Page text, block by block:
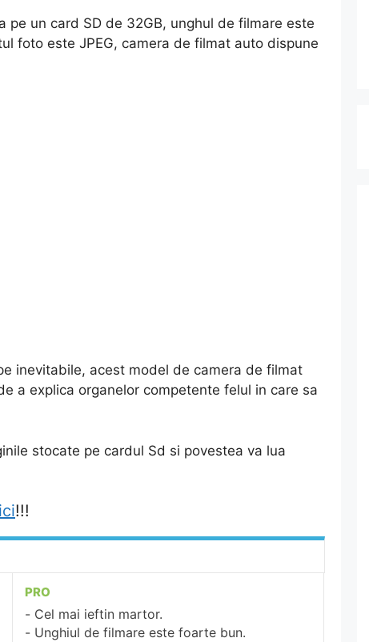
un card SD de 32GB, unghul de filmare este
foto este JPEG, camera de filmat auto dispune
inevitabile, acest model de camera de filmat
a explica organelor competente felul in care sa
stocate pe cardul Sd si povestea va lua
!!!
PRO
Cel mai ieftin martor.
Unghiul de filmare este foarte bun.